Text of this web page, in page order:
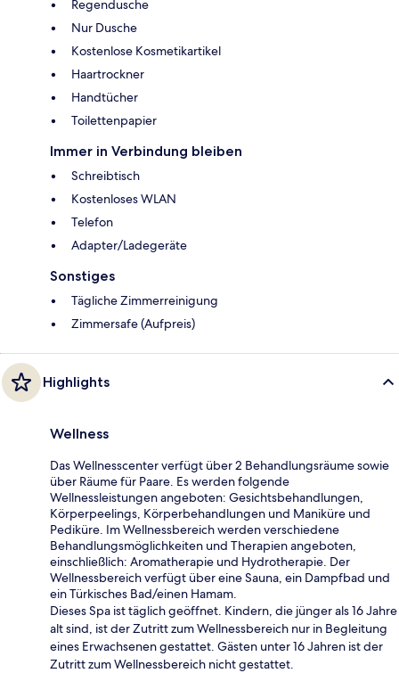
Regendusche
Nur Dusche
Kostenlose Kosmetikartikel
Haartrockner
Handtücher
Toilettenpapier
Immer in Verbindung bleiben
Schreibtisch
Kostenloses WLAN
Telefon
Adapter/Ladegeräte
Sonstiges
Tägliche Zimmerreinigung
Zimmersafe (Aufpreis)
Highlights
Wellness
Das Wellnesscenter verfügt über 2 Behandlungsräume sowie
über Räume für Paare. Es werden folgende
Wellnessleistungen angeboten: Gesichtsbehandlungen,
Körperpeelings, Körperbehandlungen und Maniküre und
Pediküre. Im Wellnessbereich werden verschiedene
Behandlungsmöglichkeiten und Therapien angeboten,
einschließlich: Aromatherapie und Hydrotherapie. Der
Wellnessbereich verfügt über eine Sauna, ein Dampfbad und
ein Türkisches Bad/einen Hamam.
Dieses Spa ist täglich geöffnet. Kindern, die jünger als 16 Jahre
alt sind, ist der Zutritt zum Wellnessbereich nur in Begleitung
eines Erwachsenen gestattet. Gästen unter 16 Jahren ist der
Zutritt zum Wellnessbereich nicht gestattet.